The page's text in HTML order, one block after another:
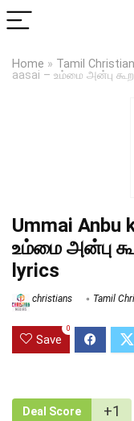
Home » Tamil
aasai – உம்மை அன்பு
Ummai Anbu
உம்மை அன்பு
lyrics
christians Tamil
Save
0
Deal Score +1